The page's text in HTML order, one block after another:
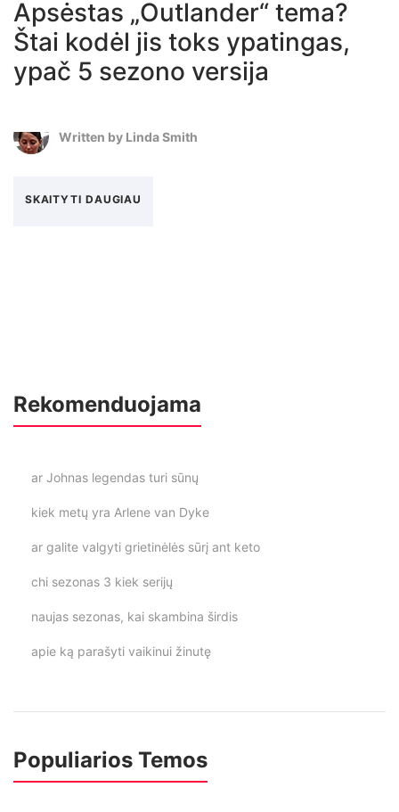
Apsėstas „Outlander“ tema?
Štai kodėl jis toks ypatingas,
ypač 5 sezono versija
Written by Linda Smith
SKAITYTI DAUGIAU
Rekomenduojama
ar Johnas legendas turi sūnų
kiek metų yra Arlene van Dyke
ar galite valgyti grietinėlės sūrį ant keto
chi sezonas 3 kiek serijų
naujas sezonas, kai skambina širdis
apie ką parašyti vaikinui žinutę
Populiarios Temos